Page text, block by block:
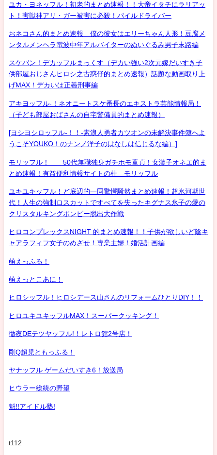
ユカ・ヨネッフル！初老的まとめ速報！！大帝イタチにラリアッ
ト！害獣神アリ・ガー被害に必殺！パイルドライバー
おネコさん的まとめ速報 僕の彼女はエリーちゃん人形！豆腐メ
ンタルメンヘラ電波中年アルバイターのぬいぐるみ男子末路編
スケバン！デカッフルまっくす（デカい強い2次元嫁だいすき子
供部屋おじさんヒロシ之古惑仔的まとめ速報）話題な動画取り上
げMAX！デカいは正義刑事編
アキヨッフル-！ネオニートスケ番長のエキストラ芸能情報局！
（子ども部屋おばさんの自宅警備員的まとめ速報）
[ヨシヨシロッフル-！！-素浪人勇者カツオンの未解決事件簿へよ
うこそYOUKO！のナンノ洋子のはなしは信じるな編）]
モリッフル！ 50代無職独身ガチホモ童貞！女装子オネエ的ま
とめ速報！有益便利情報サイトの杜 モリッフル
ユキユキッフル！ど底辺的一同驚愕騒然まとめ速報！超氷河期世
代！人生の強制ロスカットですべてを失ったキグナス氷子の愛の
クリスタルキングボンビー脱出大作戦
ヒロコンプレックスNIGHT 的まとめ速報！！子供が欲しいど陰キ
ャアラフィフ女子のめざせ！専業主婦！婚活計画編
萌えっふる！
萌えっとこあに！
ヒロシッフル！ヒロシデース山さんのリフォームひとりDIY！！
ヒロユキユキッフルMAX！スーパークッキング！
徹夜DEテツヤッフル!！レトロ館2号店！
剛Q超児ともっふる！
ヤナッフル ゲームだいすき6！放送局
ヒウラー総統の野望
魁!!アイドル塾!
t112